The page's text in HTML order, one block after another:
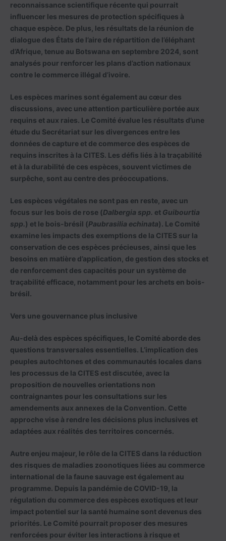
reconnaissance scientifique récente qui pourrait
influencer les mesures de protection spécifiques à
chaque espèce. De plus, les résultats de la réunion de
dialogue des États de l’aire de répartition de l’éléphant
d’Afrique, tenue au Botswana en septembre 2024, sont
analysés pour renforcer les plans d’action nationaux
contre le commerce illégal d’ivoire.
Les espèces marines sont également au cœur des
discussions, avec une attention particulière portée aux
requins et aux raies. Le Comité évalue les résultats d’une
étude du Secrétariat sur les divergences entre les
données de capture et de commerce des espèces de
requins inscrites à la CITES. Les défis liés à la traçabilité
et à la durabilité de ces espèces, souvent victimes de
surpêche, sont au centre des préoccupations.
Les espèces végétales ne sont pas en reste, avec un
focus sur les bois de rose (Dalbergia spp. et Guibourtia
spp.) et le bois-brésil (Paubrasilia echinata). Le Comité
examine les impacts des exemptions de la CITES sur la
conservation de ces espèces précieuses, ainsi que les
besoins en matière d’application, de gestion des stocks et
de renforcement des capacités pour un système de
traçabilité efficace, notamment pour les archets en bois-
brésil.
Vers une gouvernance plus inclusive
Au-delà des espèces spécifiques, le Comité aborde des
questions transversales essentielles. L’implication des
peuples autochtones et des communautés locales dans
les processus de la CITES est discutée, avec la
proposition de nouvelles orientations non
contraignantes pour les consultations sur les
amendements aux annexes de la Convention. Cette
approche vise à rendre les décisions plus inclusives et
adaptées aux réalités des territoires concernés.
Autre enjeu majeur, le rôle de la CITES dans la réduction
des risques de maladies zoonotiques liées au commerce
international de la faune sauvage est également au
programme. Depuis la pandémie de COVID-19, la
régulation du commerce des espèces exotiques et leur
impact potentiel sur la santé humaine sont devenus des
priorités. Le Comité pourrait proposer des mesures
renforcées pour éviter les interactions à risque et